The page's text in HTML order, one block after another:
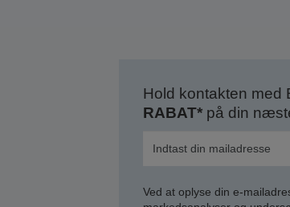
Hold kontakten med
RABAT*på din
Ved at oplyse din e-